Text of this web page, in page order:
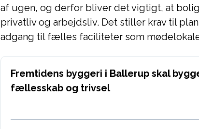
af ugen, og derfor bliver det vigtigt, at
privatliv og arbejdsliv. Det stiller krav til
adgang til fælles faciliteter som
Fremtidens byggeri i Ballerup skal
fællesskab og trivsel